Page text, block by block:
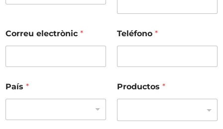
Correu electrònic * Teléfono *
País * Productos *